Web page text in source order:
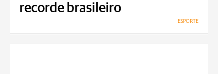
recorde brasileiro
ESPORTE